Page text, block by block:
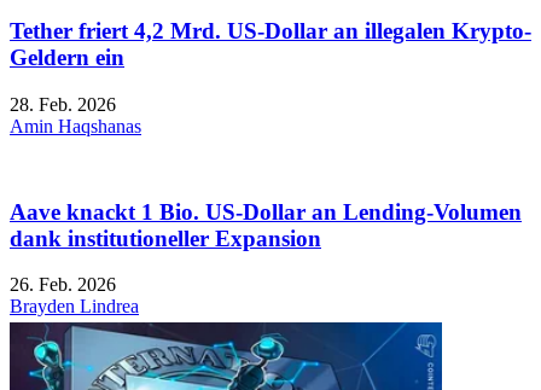
Tether friert 4,2 Mrd. US-Dollar an illegalen Krypto-
Geldern ein
28. Feb. 2026
Amin Haqshanas
Aave knackt 1 Bio. US-Dollar an Lending-Volumen
dank institutioneller Expansion
26. Feb. 2026
Brayden Lindrea